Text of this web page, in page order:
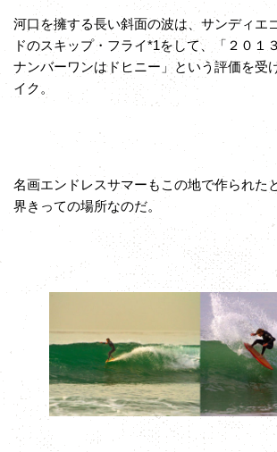
河口を擁する長い斜面の波は、サンディエ
ドのスキップ・フライ*1をして、「２０１
ナンバーワンはドヒニー」という評価を受
イク。
名画エンドレスサマーもこの地で作られた
界きっての場所なのだ。